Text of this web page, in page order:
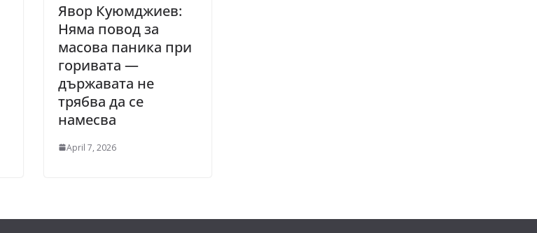
Явор Куюмджиев:
Няма повод за
масова паника при
горивата —
държавата не
трябва да се
намесва
April 7, 2026